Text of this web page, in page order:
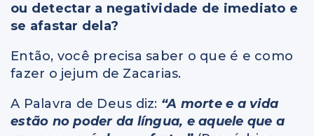
ou detectar a negatividade de imediato e
se afastar dela?
Então, você precisa saber o que é e como
fazer o jejum de Zacarias.
A Palavra de Deus diz: “A morte e a vida
estão no poder da língua, e aquele que a